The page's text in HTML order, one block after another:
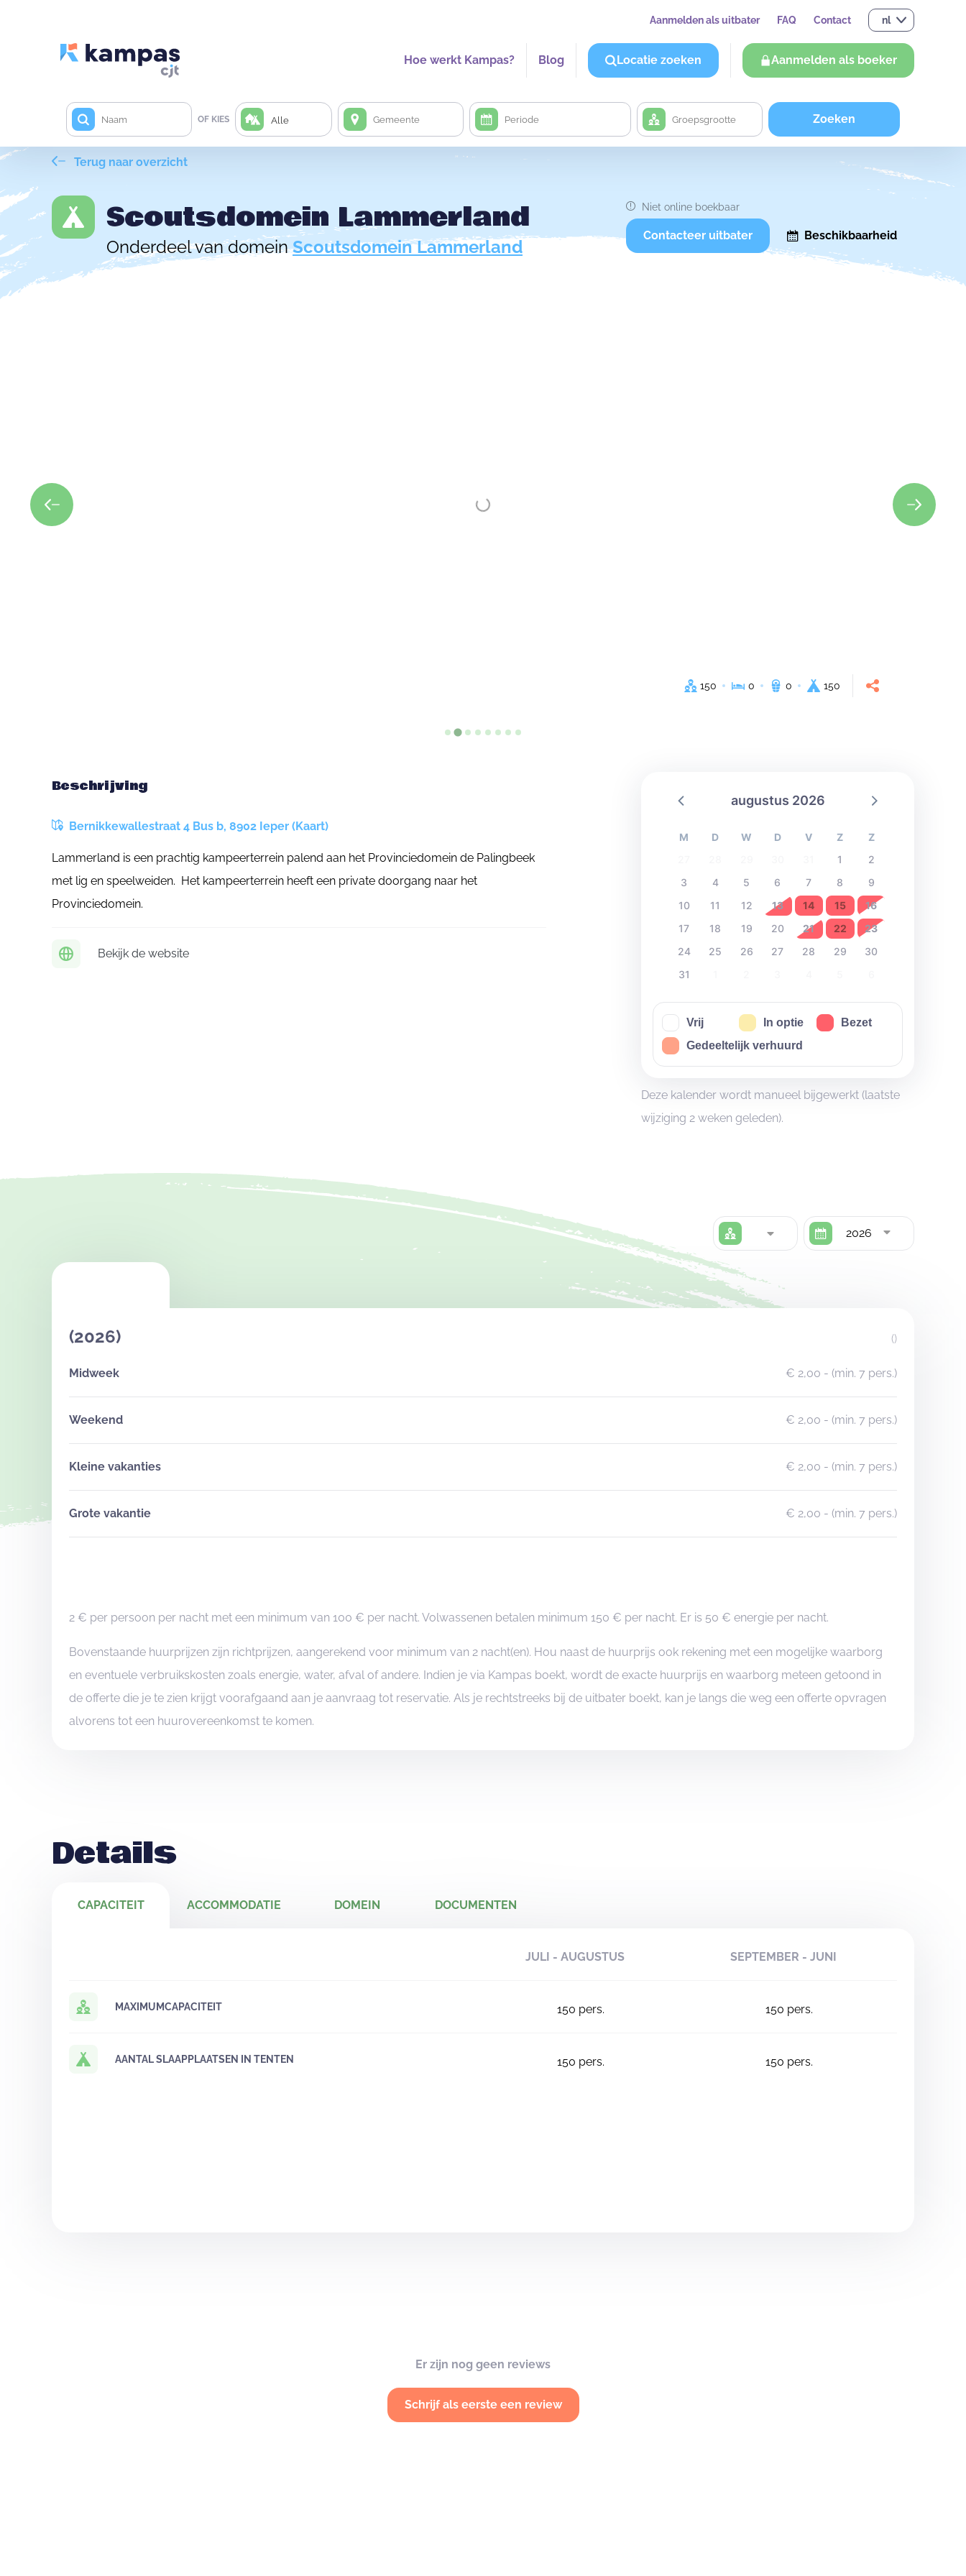
Aanmelden als uitbater FAQ Contact nl
Hoe werkt Kampas? Blog Locatie zoeken Aanmelden als boeker
OF KIES Alle Zoeken
Terug naar overzicht
Scoutsdomein Lammerland
Onderdeel van domeinScoutsdomein Lammerland
Niet online boekbaar
Contacteer uitbater Beschikbaarheid
150 0 0 150
Beschrijving
Bernikkewallestraat 4 Bus b, 8902 Ieper (Kaart)
Lammerland is een prachtig kampeerterrein palend aan het Provinciedomein de Palingbeek
met lig en speelweiden. Het kampeerterrein heeft een private doorgang naar het
Provinciedomein.
Bekijk de website
augustus 2026
M D W D V Z
Z
1
2
3
4 5 6 7 8
9
10
11 12 13 14 15
16
17
18 19 20 21 22
23
24
25 26 27 28 29
30
31
Vrij In optie
Bezet
Gedeeltelijk verhuurd
Deze kalender wordt manueel bijgewerkt (laatste
wijziging 2 weken geleden).
2026
(2026) ()
Midweek € 2,00 - (min. 7 pers.)
Weekend € 2,00 - (min. 7 pers.)
Kleine vakanties € 2,00 - (min. 7 pers.)
Grote vakantie € 2,00 - (min. 7 pers.)
2 € per persoon per nacht met een minimum van 100 € per nacht. Volwassenen betalen minimum 150 € per nacht. Er is 50 € energie per nacht.
Bovenstaande huurprijzen zijn richtprijzen, aangerekend voor minimum van 2 nacht(en). Hou naast de huurprijs ook rekening met een mogelijke waarborg
en eventuele verbruikskosten zoals energie, water, afval of andere. Indien je via Kampas boekt, wordt de exacte huurprijs en waarborg meteen getoond in
de offerte die je te zien krijgt voorafgaand aan je aanvraag tot reservatie. Als je rechtstreeks bij de uitbater boekt, kan je langs die weg een offerte opvragen
alvorens tot een huurovereenkomst te komen.
Details
CAPACITEIT ACCOMMODATIE DOMEIN DOCUMENTEN
JULI - AUGUSTUS SEPTEMBER - JUNI
MAXIMUMCAPACITEIT 150 pers. 150 pers.
AANTAL SLAAPPLAATSEN IN TENTEN 150 pers. 150 pers.
Er zijn nog geen reviews
Schrijf als eerste een review